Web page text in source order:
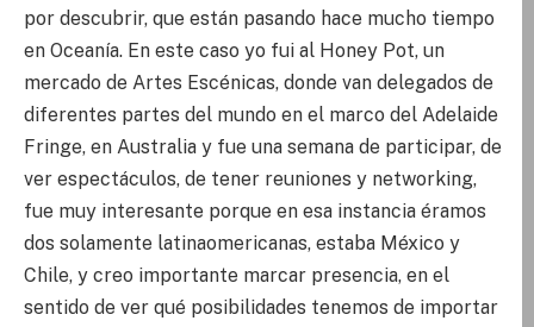
por descubrir, que están pasando hace mucho tiempo
en Oceanía. En este caso yo fui al Honey Pot, un
mercado de Artes Escénicas, donde van delegados de
diferentes partes del mundo en el marco del Adelaide
Fringe, en Australia y fue una semana de participar, de
ver espectáculos, de tener reuniones y networking,
fue muy interesante porque en esa instancia éramos
dos solamente latinaomericanas, estaba México y
Chile, y creo importante marcar presencia, en el
sentido de ver qué posibilidades tenemos de importar